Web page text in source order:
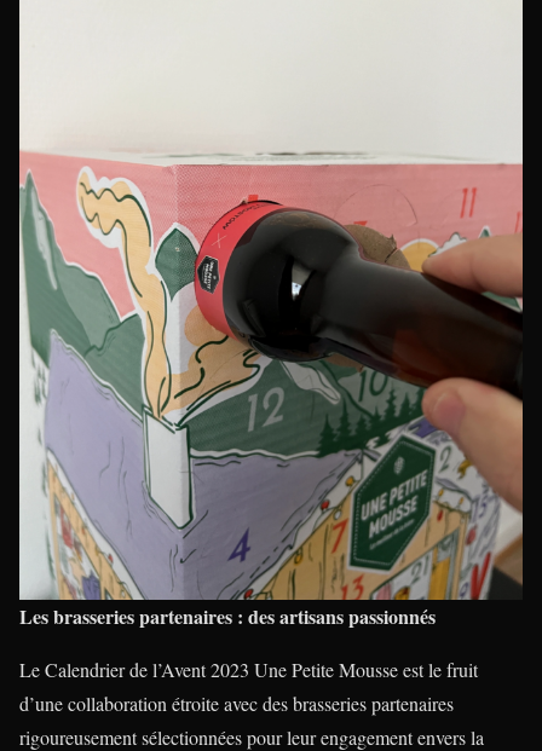
Les brasseries partenaires : des artisans passionnés
Le Calendrier de l’Avent 2023 Une Petite Mousse est le fruit
d’une collaboration étroite avec des brasseries partenaires
rigoureusement sélectionnées pour leur engagement envers la